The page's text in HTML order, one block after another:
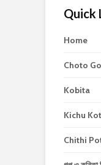
Quick
Home
Choto
Kobita
Kichu
Chithi